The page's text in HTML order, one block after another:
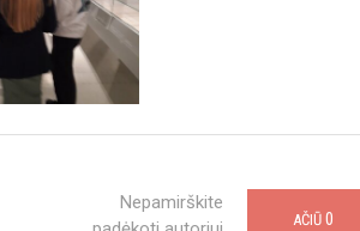
Nepamirškite
AČIŪ 0